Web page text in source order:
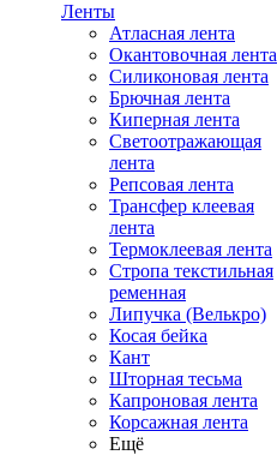
Ленты
Атласная лента
Окантовочная лента
Силиконовая лента
Брючная лента
Киперная лента
Светоотражающая
лента
Репсовая лента
Трансфер клеевая
лента
Термоклеевая лента
Стропа текстильная
ременная
Липучка (Велькро)
Косая бейка
Кант
Шторная тесьма
Капроновая лента
Корсажная лента
Ещё